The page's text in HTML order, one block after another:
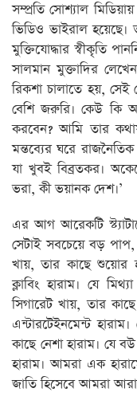
সম্প্রতি সোশ্যাল
ভিডিও ভাইরাল
মুক্তিযোদ্ধার স্বীকৃতি
সালমান মুক্তাদির
রিকশা চালাতে হয়, সেই
বেশি জরুরি। কেউ কি
করবেন? আমি তার
মন্তব্যের ঘরে
যা খুবই বিব্রতকর।
ভরা, কী ভয়ানক দেশ।’
এর আগ আরেকটি
সেটাই সবচেয়ে বড়
খায়, তার কাছে শুয়োর
ক্লাবিং হারাম। যে
সিগারেট খায়, তার
এন্টারটেইনমেন্ট
কাছে নেশা হারাম। যে
হারাম। আমরা এক
জাতি হিসেবে আমরা